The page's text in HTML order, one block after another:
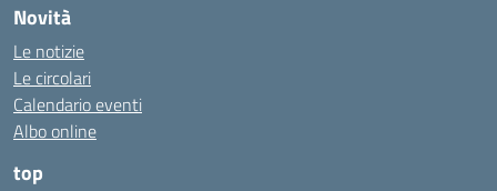
Novità
Le notizie
Le circolari
Calendario eventi
Albo online
top